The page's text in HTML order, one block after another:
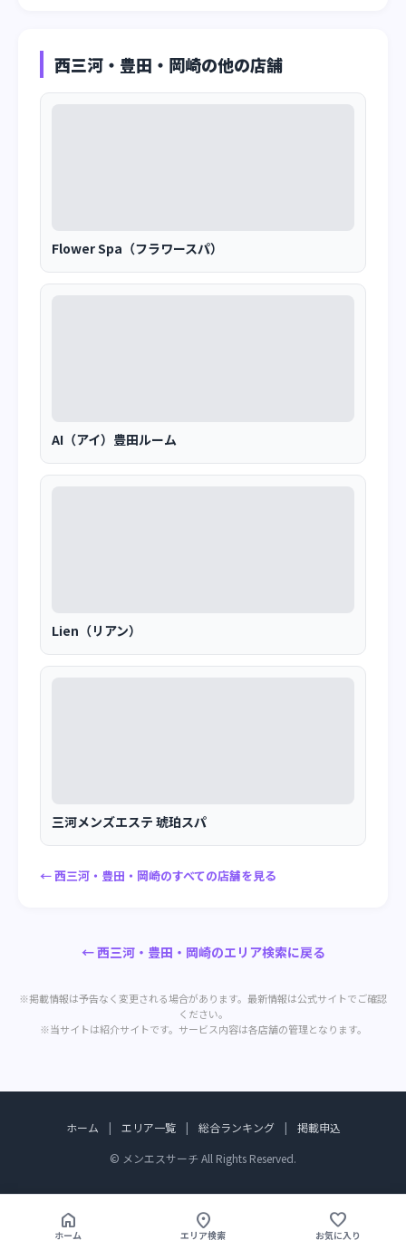
西三河・豊田・岡崎の他の店舗
Flower Spa（フラワースパ）
AI（アイ）豊田ルーム
Lien（リアン）
三河メンズエステ 琥珀スパ
← 西三河・豊田・岡崎のすべての店舗を見る
← 西三河・豊田・岡崎のエリア検索に戻る
※掲載情報は予告なく変更される場合があります。最新情報は公式サイトでご確認
ください。
※当サイトは紹介サイトです。サービス内容は各店舗の管理となります。
ホーム | エリア一覧 | 総合ランキング |
掲載申込
© メンエスサーチ All Rights Reserved.
home
ホーム
location_on
エリア検索
favorite
お気に入り